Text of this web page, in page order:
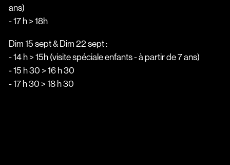
ans)
- 17 h > 18h
Dim 15 sept & Dim 22 sept :
- 14 h > 15h (visite spéciale enfants - à partir de 7 ans)
- 15 h 30 > 16 h 30
- 17 h 30 > 18 h 30